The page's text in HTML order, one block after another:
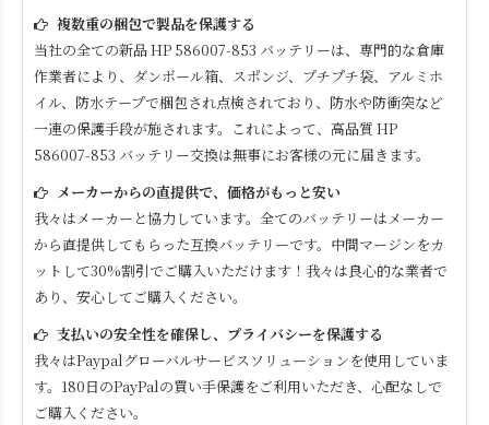
複数重の梱包で製品を保護する
当社の全ての新品HP 586007-853 バッテリーは、専門的な倉庫
作業者により、ダンボール箱、スポンジ、プチプチ袋、アルミホ
イル、防水テープで梱包され点検されており、防水や防衝突など
一連の保護手段が施されます。これによって、高品質 HP
586007-853 バッテリー交換は無事にお客様の元に届きます。
メーカーからの直提供で、価格がもっと安い
我々はメーカーと協力しています。全てのバッテリーはメーカー
から直提供してもらった互換バッテリーです。中間マージンをカ
ットして30%割引でご購入いただけます！我々は良心的な業者で
あり、安心してご購入ください。
支払いの安全性を確保し、プライバシーを保護する
我々はPaypalグローバルサービスソリューションを使用していま
す。180日のPayPalの買い手保護をご利用いただき、心配なしで
ご購入ください。